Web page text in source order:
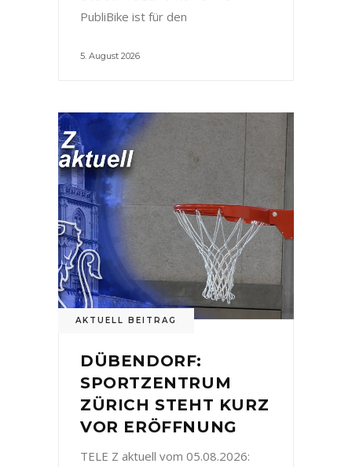
PubliBike ist für den
5. August 2026
AKTUELL BEITRAG
DÜBENDORF:
SPORTZENTRUM
ZÜRICH STEHT KURZ
VOR ERÖFFNUNG
TELE Z aktuell vom 05.08.2026: